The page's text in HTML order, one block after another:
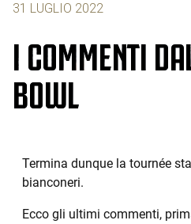
31 LUGLIO 2022
I COMMENTI
BOWL
Termina dunque la tournée
bianconeri.
Ecco gli ultimi commenti,